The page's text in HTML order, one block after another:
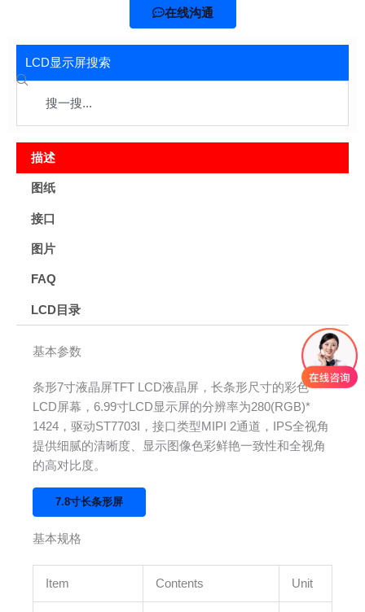
在线沟通
LCD显示屏搜索
Search
描述
图纸
接口
图片
FAQ
LCD目录
基本参数
条形7寸液晶屏TFT LCD液晶屏，长条形尺寸的彩色
LCD屏幕，6.99寸LCD显示屏的分辨率为280(RGB)*
1424，驱动ST7703I，接口类型MIPI 2通道，IPS全视角
提供细腻的清晰度、显示图像色彩鲜艳一致性和全视角
的高对比度。
7.8寸长条形屏
基本规格
Item Contents Unit